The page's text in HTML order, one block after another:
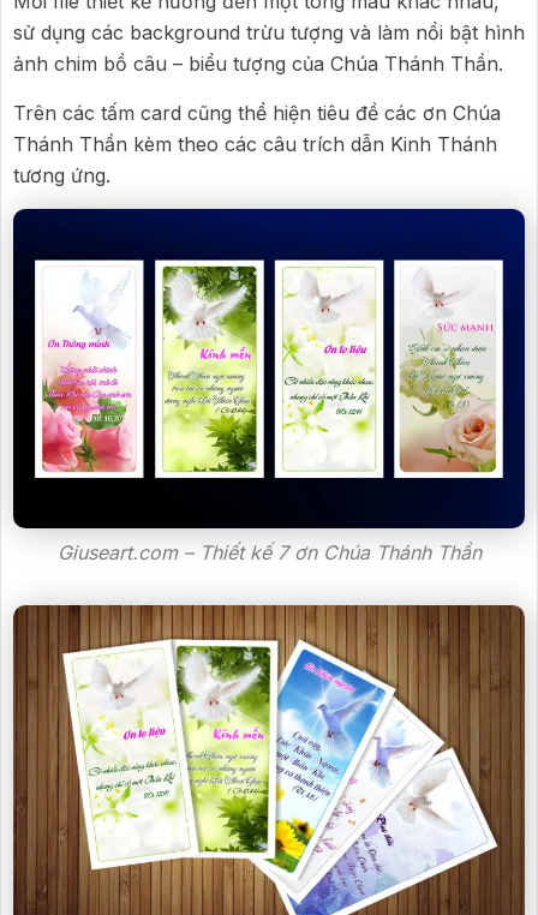
sử dụng các background trừu tượng và làm nổi bật hình
ảnh chim bồ câu – biểu tượng của Chúa Thánh Thần.
Trên các tấm card cũng thể hiện tiêu đề các ơn Chúa
Thánh Thần kèm theo các câu trích dẫn Kinh Thánh
tương ứng.
Giuseart.com – Thiết kế 7 ơn Chúa Thánh Thần